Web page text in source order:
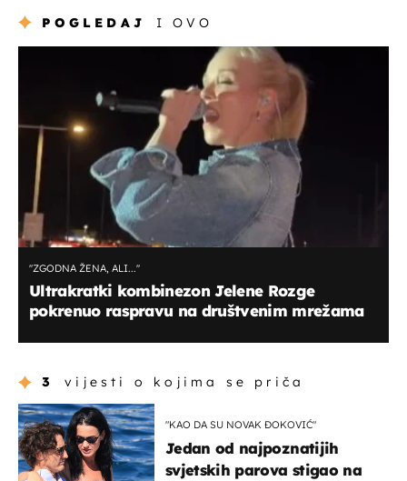
POGLEDAJ I OVO
''ZGODNA ŽENA, ALI...''
Ultrakratki kombinezon Jelene Rozge
pokrenuo raspravu na društvenim mrežama
3 vijesti o kojima se priča
"KAO DA SU NOVAK ĐOKOVIĆ"
Jedan od najpoznatijih
svjetskih parova stigao na